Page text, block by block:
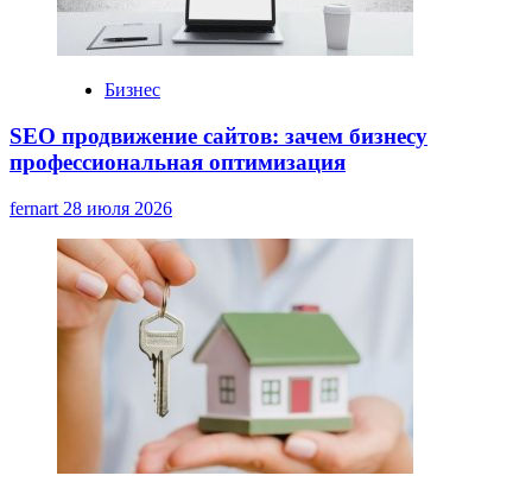
Бизнес
SEO продвижение сайтов: зачем бизнесу
профессиональная оптимизация
fernart 28 июля 2026